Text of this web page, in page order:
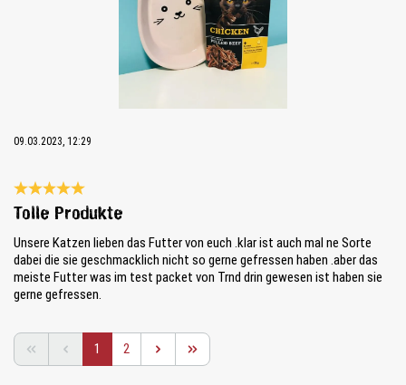
09.03.2023, 12:29
Évaluation avec une note de 5 sur 5 étoiles
Tolle Produkte
Unsere Katzen lieben das Futter von euch .klar ist auch mal ne Sorte
dabei die sie geschmacklich nicht so gerne gefressen haben .aber das
meiste Futter was im test packet von Trnd drin gewesen ist haben sie
gerne gefressen.
Page
1 Page
2